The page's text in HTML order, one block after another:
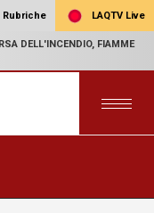
Rubriche LAQTV Live
DELL'INCENDIO, FIAMME